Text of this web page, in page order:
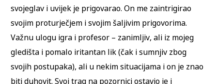
svojeglav i uvijek je prigovarao. On me zaintrigirao
svojim proturječjem i svojim šaljivim prigovorima.
Važnu ulogu igra i profesor – zanimljiv, ali iz mojeg
gledišta i pomalo iritantan lik (čak i sumnjiv zbog
svojih postupaka), ali u nekim situacijama i on je znao
biti duhovit. Svoj trag na pozornici ostavio je i